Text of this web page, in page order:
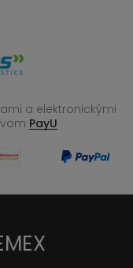
a elektronickými
PayU